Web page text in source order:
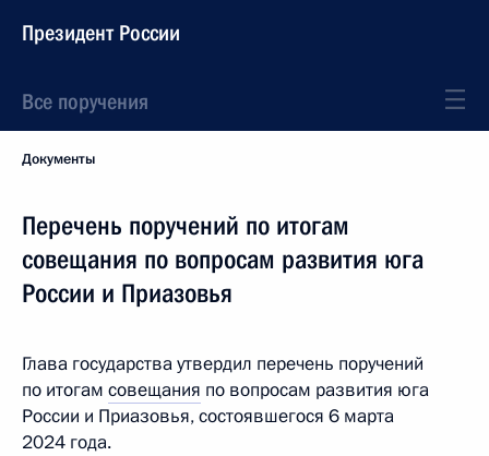
Президент России
Все поручения
Документы
Перечень поручений по итогам
совещания по вопросам развития юга
России и Приазовья
Глава государства утвердил перечень поручений
по итогам совещания по вопросам развития юга
России и Приазовья, состоявшегося 6 марта
2024 года.